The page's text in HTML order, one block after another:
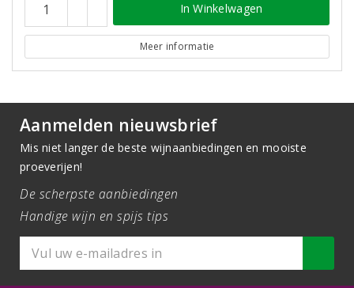
In Winkelwagen
Meer informatie
Aanmelden nieuwsbrief
Mis niet langer de beste wijnaanbiedingen en mooiste
proeverijen!
De scherpste aanbiedingen
Handige wijn en spijs tips